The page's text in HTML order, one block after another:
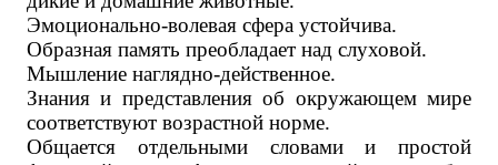
Эмоционально-волевая сфера устойчива.
Образная память преобладает над слуховой.
Мышление наглядно-действенное.
Знания и представления об окружающем мире
соответствуют возрастной норме.
Общается отдельными словами и простой